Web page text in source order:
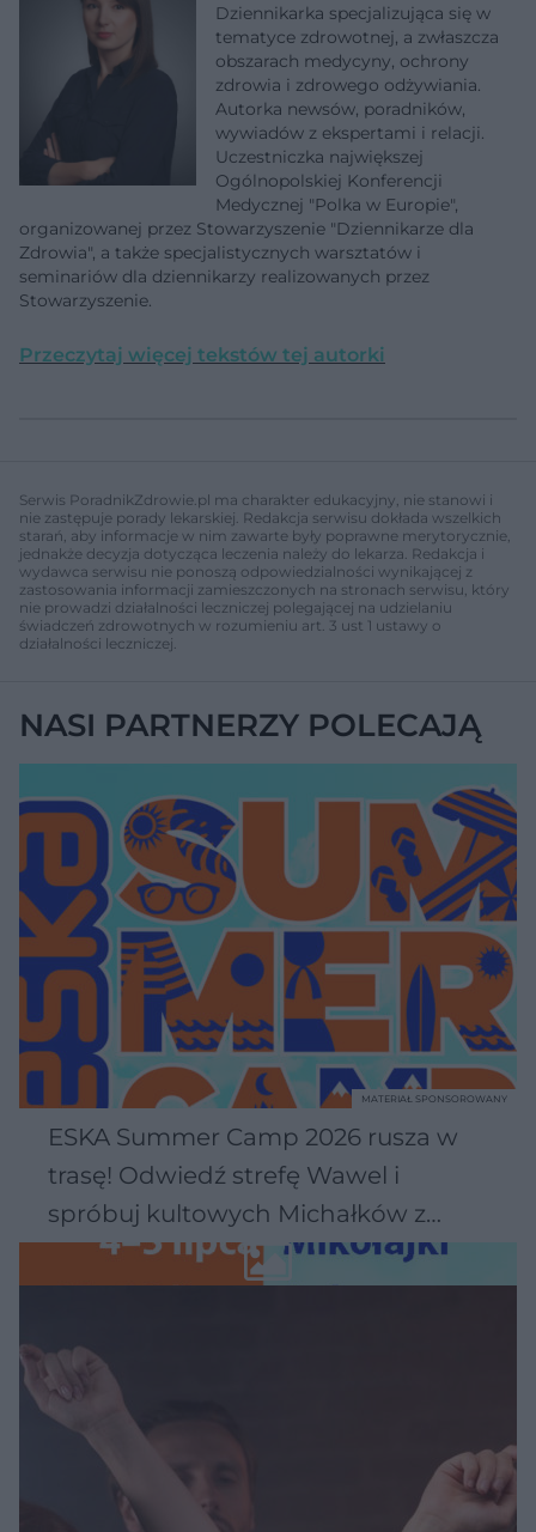
Dziennikarka specjalizująca się w
tematyce zdrowotnej, a zwłaszcza
obszarach medycyny, ochrony
zdrowia i zdrowego odżywiania.
Autorka newsów, poradników,
wywiadów z ekspertami i relacji.
Uczestniczka największej
Ogólnopolskiej Konferencji
Medycznej "Polka w Europie",
organizowanej przez Stowarzyszenie "Dziennikarze dla
Zdrowia", a także specjalistycznych warsztatów i
seminariów dla dziennikarzy realizowanych przez
Stowarzyszenie.
Przeczytaj więcej tekstów tej autorki
Serwis PoradnikZdrowie.pl ma charakter edukacyjny, nie stanowi i
nie zastępuje porady lekarskiej. Redakcja serwisu dokłada wszelkich
starań, aby informacje w nim zawarte były poprawne merytorycznie,
jednakże decyzja dotycząca leczenia należy do lekarza. Redakcja i
wydawca serwisu nie ponoszą odpowiedzialności wynikającej z
zastosowania informacji zamieszczonych na stronach serwisu, który
nie prowadzi działalności leczniczej polegającej na udzielaniu
świadczeń zdrowotnych w rozumieniu art. 3 ust 1 ustawy o
działalności leczniczej.
NASI PARTNERZY POLECAJĄ
ESKA Summer Camp 2026 rusza w
trasę! Odwiedź strefę Wawel i
spróbuj kultowych Michałków z
Wawelu
MATERIAŁ SPONSOROWANY